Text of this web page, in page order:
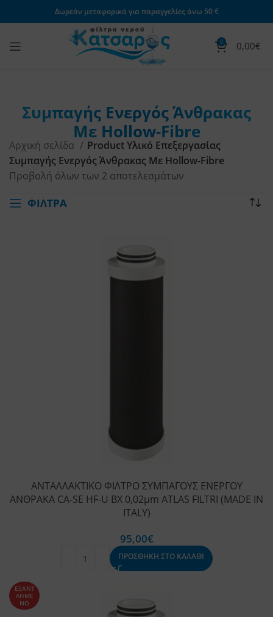
Δωρεάν μεταφορικά για παραγγελίες άνω 50 €
0 0,00€
Συμπαγής Ενεργός Άνθρακας
Με Hollow-Fibre
Αρχική σελίδα
Product Υλικό Επεξεργασίας
Συμπαγής Ενεργός Άνθρακας Με Hollow-Fibre
Προβολή όλων των 2 αποτελεσμάτων
ΦΙΛΤΡΑ
ΑΝΤΑΛΛΑΚΤΙΚΟ ΦΙΛΤΡΟ ΣΥΜΠΑΓΟΥΣ ΕΝΕΡΓΟΥ
ΑΝΘΡΑΚΑ CA-SE HF-U BX 0,02μm ATLAS FILTRI (MADE IN
ITALY)
95,00€
ΠΡΟΣΘΗΚΗ ΣΤΟ ΚΑΛΑΘΙ
ΕΞΑΝΤ
ΛΗΜΕ
ΝΟ